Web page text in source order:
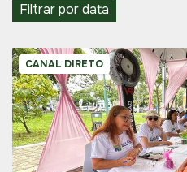
Filtrar por data
CANAL DIRETO